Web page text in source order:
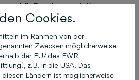
gezielten
sowie ein
Vergütung – Top-
bei uns entsprechend
Cookies.
im Rahmen von der
Zwecken möglicherweise
der EU/ des EWR
z.B. in die USA. Das
Ländern ist möglicherweise